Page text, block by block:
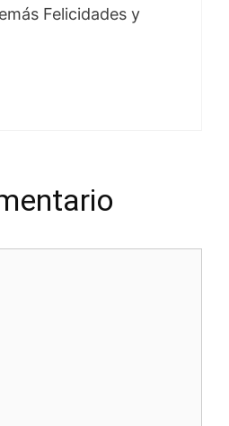
Felicidades y